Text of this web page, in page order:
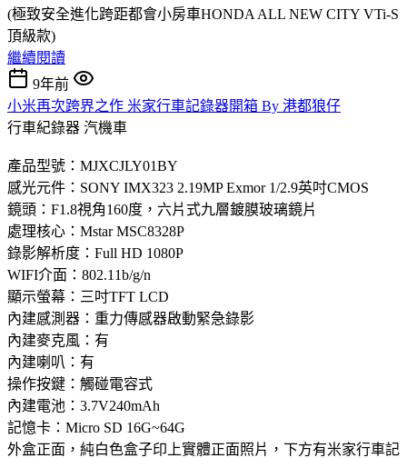
(極致安全進化跨距都會小房車HONDA ALL NEW CITY VTi-S
頂級款)
繼續閱讀
9年前
小米再次跨界之作 米家行車記錄器開箱 By 港都狼仔
行車紀錄器 汽機車
產品型號：MJXCJLY01BY
感光元件：SONY IMX323 2.19MP Exmor 1/2.9英吋CMOS
鏡頭：F1.8視角160度，六片式九層鍍膜玻璃鏡片
處理核心：Mstar MSC8328P
錄影解析度：Full HD 1080P
WIFI介面：802.11b/g/n
顯示螢幕：三吋TFT LCD
內建感測器：重力傳感器啟動緊急錄影
內建麥克風：有
內建喇叭：有
操作按鍵：觸碰電容式
內建電池：3.7V240mAh
記憶卡：Micro SD 16G~64G
外盒正面，純白色盒子印上實體正面照片，下方有米家行車記